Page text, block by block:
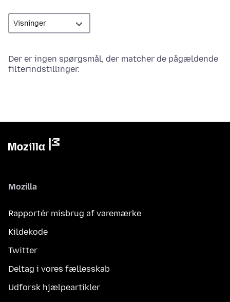
Der er ingen spørgsmål, der matcher de pågældende
filterindstillinger.
Mozilla
Rapportér misbrug af varemærke
Kildekode
Twitter
Deltag i vores fællesskab
Udforsk hjælpeartikler